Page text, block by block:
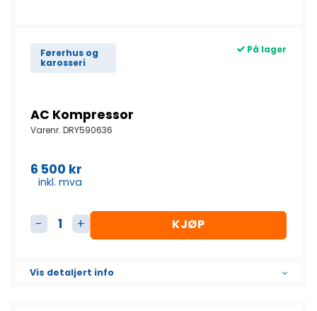
Førerhus og
karosseri
På lager
AC Kompressor
Varenr. DRY590636
6 500 kr
inkl. mva
AC Kompressor antall KJØP
Vis detaljert info